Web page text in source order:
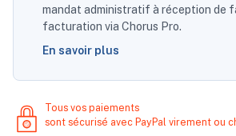
mandat administratif à réception de
facturation via Chorus Pro.
En savoir plus
Tous vos paiements
sont sécurisé avec PayPal virement ou